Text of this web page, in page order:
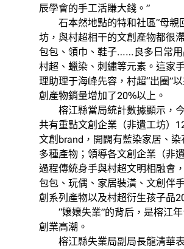
辰學會的手工活賺大錢。”
石本然地點的特和社區“母親
坊，與村超相干的文創產物都很
包包、領巾、鞋子……良多日常
村超、蠟染、刺繡等元素。這家
理助理于海峰先容，村超“出圈”
創產物銷量增加了20%以上。
榕江縣當局統計數據顯示，今
共有重點文創企業（非遺工坊）
文創brand，開闢有藍染家居、染
多種產物；領導各文創企業（非
過程傳統身手與村超文明相融會
包包、玩偶、家居裝潢、文創伴
創系列產物以及村超衍生孩子品
“嬢嬢失業”的背后，是榕江年
創業高潮。
榕江縣失業局副局長龍清華